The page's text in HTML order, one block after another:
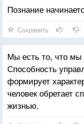
Познание
Сохранить
Мы есть то, что мы
Способность
формирует
человек обретает
жизнью.